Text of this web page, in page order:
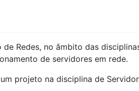
Redes, no âmbito das
de servidores em rede.
projeto na disciplina de